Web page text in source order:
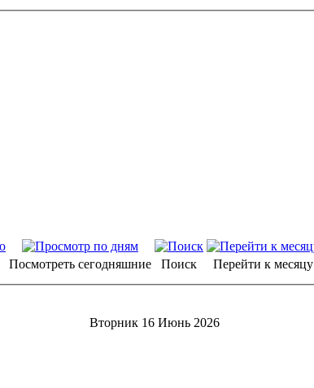
Посмотреть сегодняшние Поиск
Перейти к месяцу
Вторник 16 Июнь 2026